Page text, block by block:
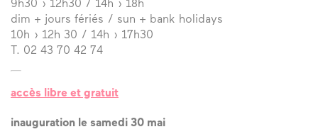
9h30 › 12h30 / 14h › 18h
dim + jours fériés / sun + bank holidays
10h › 12h 30 / 14h › 17h30
T. 02 43 70 42 74
accès libre et gratuit
inauguration le samedi 30 mai